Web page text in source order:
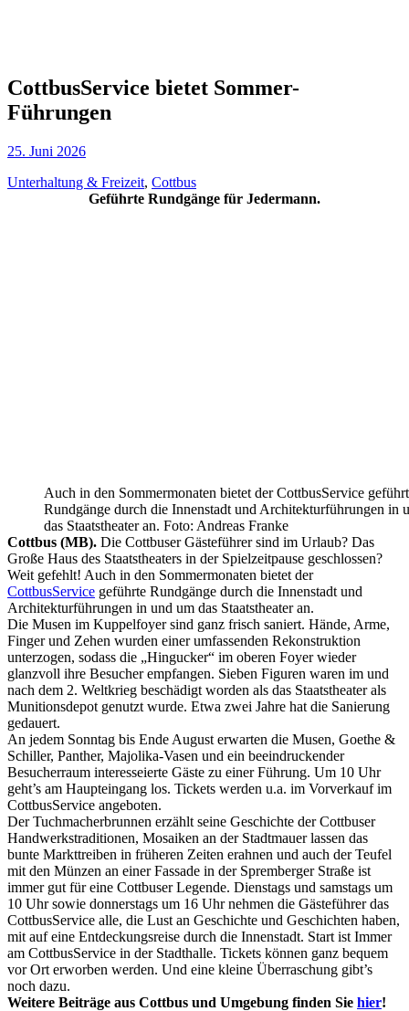
CottbusService bietet Sommer-
Führungen
25. Juni 2026
Unterhaltung & Freizeit, Cottbus
Geführte Rundgänge für Jedermann.
Auch in den Sommermonaten bietet der CottbusService
Rundgänge durch die Innenstadt und Architekturführungen in
das Staatstheater an. Foto: Andreas Franke
Cottbus (MB). Die Cottbuser Gästeführer sind im Urlaub? Das
Große Haus des Staatstheaters in der Spielzeitpause geschlossen?
Weit gefehlt! Auch in den Sommermonaten bietet der
CottbusService geführte Rundgänge durch die Innenstadt und
Architekturführungen in und um das Staatstheater an.
Die Musen im Kuppelfoyer sind ganz frisch saniert. Hände, Arme,
Finger und Zehen wurden einer umfassenden Rekonstruktion
unterzogen, sodass die „Hingucker“ im oberen Foyer wieder
glanzvoll ihre Besucher empfangen. Sieben Figuren waren im und
nach dem 2. Weltkrieg beschädigt worden als das Staatstheater als
Munitionsdepot genutzt wurde. Etwa zwei Jahre hat die Sanierung
gedauert.
An jedem Sonntag bis Ende August erwarten die Musen, Goethe &
Schiller, Panther, Majolika-Vasen und ein beeindruckender
Besucherraum interesseierte Gäste zu einer Führung. Um 10 Uhr
geht’s am Haupteingang los. Tickets werden u.a. im Vorverkauf im
CottbusService angeboten.
Der Tuchmacherbrunnen erzählt seine Geschichte der Cottbuser
Handwerkstraditionen, Mosaiken an der Stadtmauer lassen das
bunte Markttreiben in früheren Zeiten erahnen und auch der Teufel
mit den Münzen an einer Fassade in der Spremberger Straße ist
immer gut für eine Cottbuser Legende. Dienstags und samstags um
10 Uhr sowie donnerstags um 16 Uhr nehmen die Gästeführer das
CottbusService alle, die Lust an Geschichte und Geschichten haben,
mit auf eine Entdeckungsreise durch die Innenstadt. Start ist Immer
am CottbusService in der Stadthalle. Tickets können ganz bequem
vor Ort erworben werden. Und eine kleine Überraschung gibt’s
noch dazu.
Weitere Beiträge aus Cottbus und Umgebung finden Sie hier!